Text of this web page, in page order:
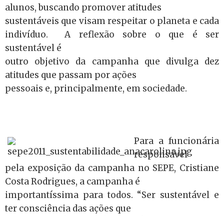
alunos, buscando promover atitudes
sustentáveis que visam respeitar o planeta e cada
indivíduo.
A reflexão sobre o que é ser
sustentável é
outro objetivo da campanha que divulga dez
atitudes que passam por ações
pessoais e, principalmente, em sociedade.
Para a funcionária
responsável
pela exposição da campanha no SEPE, Cristiane
Costa Rodrigues, a campanha é
importantíssima para todos. “Ser sustentável e
ter consciência das ações que